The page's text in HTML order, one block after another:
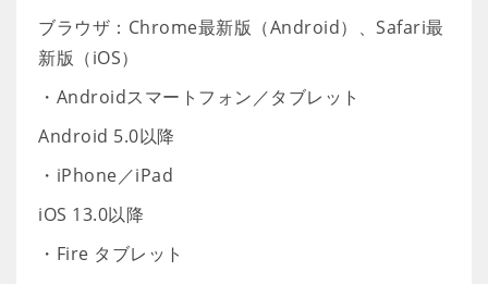
ブラウザ：Chrome最新版（Android）、Safari最
新版（iOS）
・Androidスマートフォン／タブレット
Android 5.0以降
・iPhone／iPad
iOS 13.0以降
・Fire タブレット